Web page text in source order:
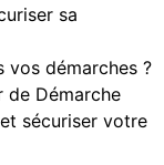
sa
vos démarches ?
de Démarche
sécuriser votre